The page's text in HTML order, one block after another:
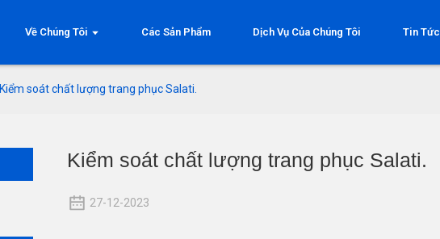
Về Chúng Tôi Các Sản Phẩm Dịch Vụ Của Chúng Tôi Tin Tức
Kiểm soát chất lượng trang phục Salati.
Kiểm soát chất lượng trang phục Salati.
27-12-2023